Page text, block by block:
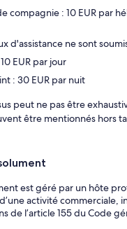
compagnie : 10 EUR par
d'assistance ne sont
EUR par jour
: 30 EUR par nuit
peut ne pas être
être mentionnés hors
est géré par un hôte
activité commerciale,
de l’article 155 du Code